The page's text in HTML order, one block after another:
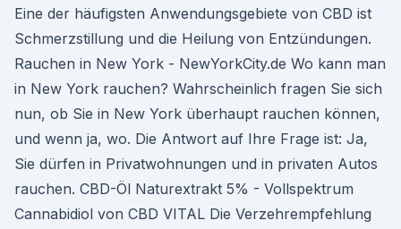
Eine der häufigsten Anwendungsgebiete von CBD ist
Schmerzstillung und die Heilung von Entzündungen.
Rauchen in New York - NewYorkCity.de Wo kann man
in New York rauchen? Wahrscheinlich fragen Sie sich
nun, ob Sie in New York überhaupt rauchen können,
und wenn ja, wo. Die Antwort auf Ihre Frage ist: Ja,
Sie dürfen in Privatwohnungen und in privaten Autos
rauchen. CBD-Öl Naturextrakt 5% - Vollspektrum
Cannabidiol von CBD VITAL Die Verzehrempfehlung